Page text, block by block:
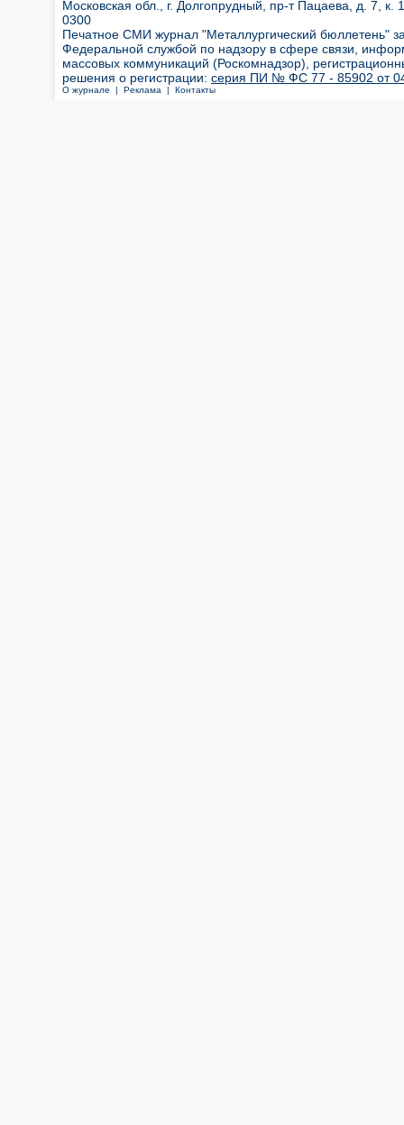
Московская обл., г. Долгопрудный, пр-т Пацаева, д. 7,
0300
Печатное СМИ журнал "Металлургический бюллетень"
Федеральной службой по надзору в сфере связи,
массовых коммуникаций (Роскомнадзор),
решения о регистрации: серия ПИ № ФС 77 - 85902 от 04
О журнале | Реклама | Контакты